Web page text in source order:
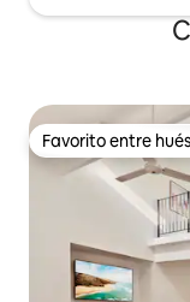
Favorito entre
Favorito entre